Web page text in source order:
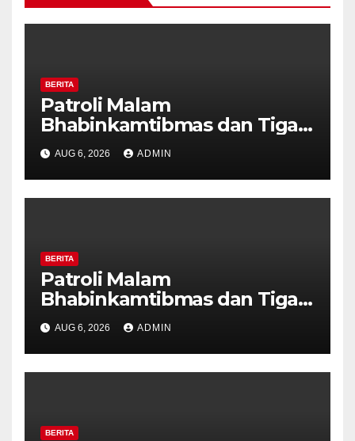
BERITA
Patroli Malam
Bhabinkamtibmas dan Tiga
Pilar Kelurahan Ungaran
Perkuat Kamtibmas, Warga
Diajak Aktifkan Ronda
AUG 6, 2026 ADMIN
BERITA
Patroli Malam
Bhabinkamtibmas dan Tiga
Pilar Kelurahan Ungaran
Perkuat Kamtibmas, Warga
Diajak Aktifkan Ronda
AUG 6, 2026 ADMIN
BERITA